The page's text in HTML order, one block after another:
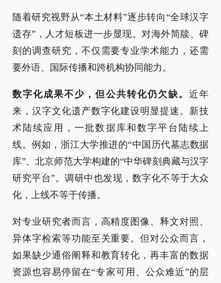
随着研究视野从“本土材料”逐步转向“全球汉字
遗存”，人才短板进一步显现。对海外简牍、碑
刻的调查研究，不仅需要专业学术能力，还需
要外语、国际传播和跨机构协同能力。
数字化成果不少，但公共转化仍欠缺。 近年
来，汉字文化遗产数字化建设明显提速。新技
术陆续应用，一批数据库和数字平台陆续上
线。例如，浙江大学推进的“中国历代墓志数据
库”、北京师范大学构建的“中华碑刻典藏与汉字
研究平台”。调研中也发现，数字化不等于大众
化，上线不等于传播。
对专业研究者而言，高精度图像、释文对照、
异体字检索等功能至关重要。但对公众而言，
如果缺少通俗阐释和教育转化，再丰富的数据
资源也容易停留在“专家可用、公众难近”的层